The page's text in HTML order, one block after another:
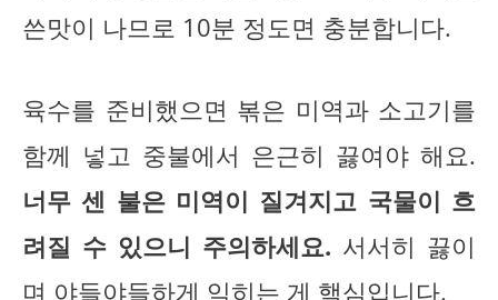
쓴맛이 나므로 10분 정도면 충분합니다.
육수를 준비했으면 볶은 미역과 소고기를
함께 넣고 중불에서 은근히 끓여야 해요.
너무 센 불은 미역이 질겨지고 국물이 흐
려질 수 있으니 주의하세요. 서서히 끓이
며 야들야들하게 익히는 게 핵심입니다.